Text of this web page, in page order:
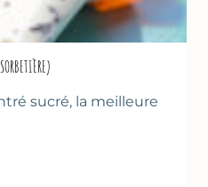
sucré, la meilleure